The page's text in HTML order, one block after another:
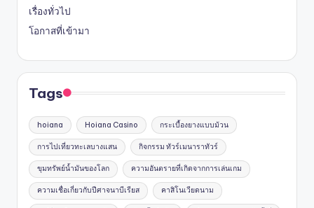
เรื่องทั่วไป
โอกาสที่เข้ามา
Tags
hoiana Hoiana Casino กระเบื้องยางแบบม้วน
การไปเที่ยวทะเลบางแสน กิจกรรม ทัวร์เมนาราทัวร์
ขุมทรัพย์น้ำมันของโลก ความอันตรายที่เกิดจากการเล่นเกม
ความเชื่อเกี่ยวกับปีศาจนาบีเรียส คาสิโนเวียดนาม